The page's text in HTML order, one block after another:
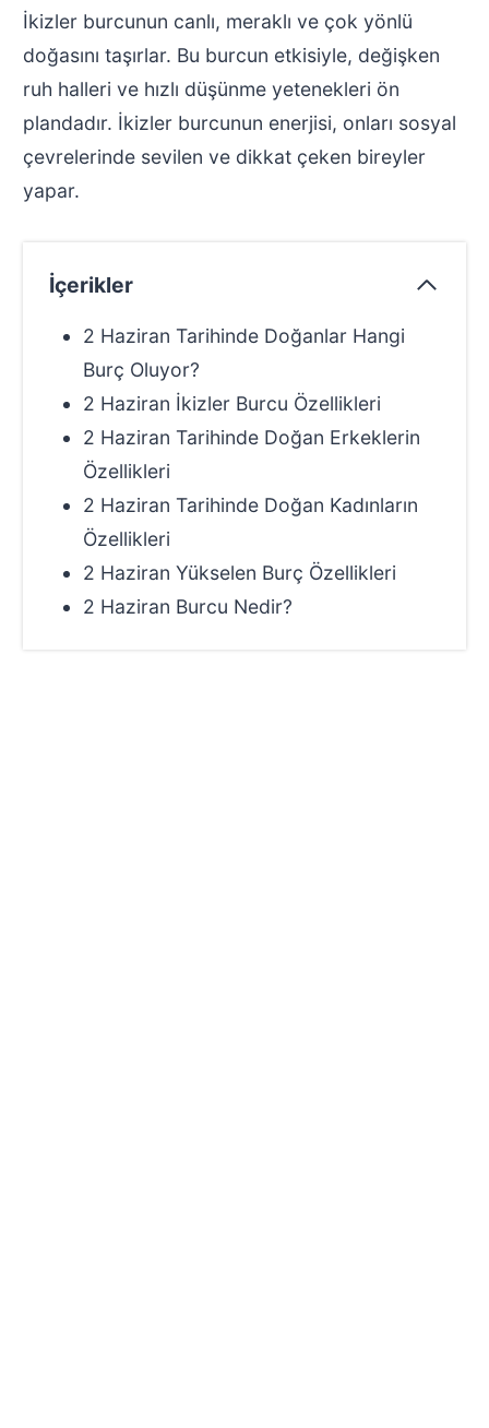
İkizler burcunun canlı, meraklı ve çok yönlü
doğasını taşırlar. Bu burcun etkisiyle, değişken
ruh halleri ve hızlı düşünme yetenekleri ön
plandadır. İkizler burcunun enerjisi, onları sosyal
çevrelerinde sevilen ve dikkat çeken bireyler
yapar.
İçerikler
2 Haziran Tarihinde Doğanlar Hangi
Burç Oluyor?
2 Haziran İkizler Burcu Özellikleri
2 Haziran Tarihinde Doğan Erkeklerin
Özellikleri
2 Haziran Tarihinde Doğan Kadınların
Özellikleri
2 Haziran Yükselen Burç Özellikleri
2 Haziran Burcu Nedir?